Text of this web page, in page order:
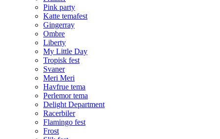
Pink party
Katte temafest
Gingerray
Ombre
Liberty
My Little Day
Tropisk fest
Svaner
Meri Meri
Havfrue tema
Perlemor tema
Delight Department
Racerbiler
Flamingo fest
Frost